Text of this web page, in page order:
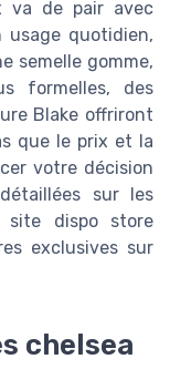
va de pair avec
quotidien,
semelle gomme,
formelles, des
Blake offriront
que le prix et la
votre décision
sur les
site dispo store
exclusives sur
chelsea